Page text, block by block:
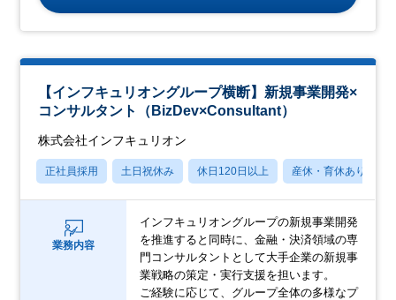
【インフキュリオングループ横断】新規事業開発×
コンサルタント（BizDev×Consultant）
株式会社インフキュリオン
正社員採用 土日祝休み 休日120日以上 産休・育休あり
業務内容
インフキュリオングループの新規事業開発
を推進すると同時に、金融・決済領域の専
門コンサルタントとして大手企業の新規事
業戦略の策定・実行支援を担います。
ご経験に応じて、グループ全体の多様なプ